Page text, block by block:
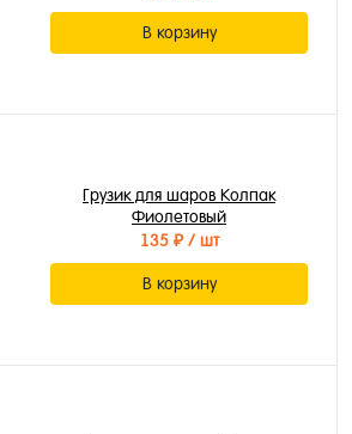
В корзину
Грузик для шаров Колпак
Фиолетовый
135 ₽/ шт
В корзину